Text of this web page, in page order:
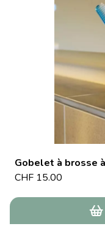
Gobelet à brosse
CHF 15.00